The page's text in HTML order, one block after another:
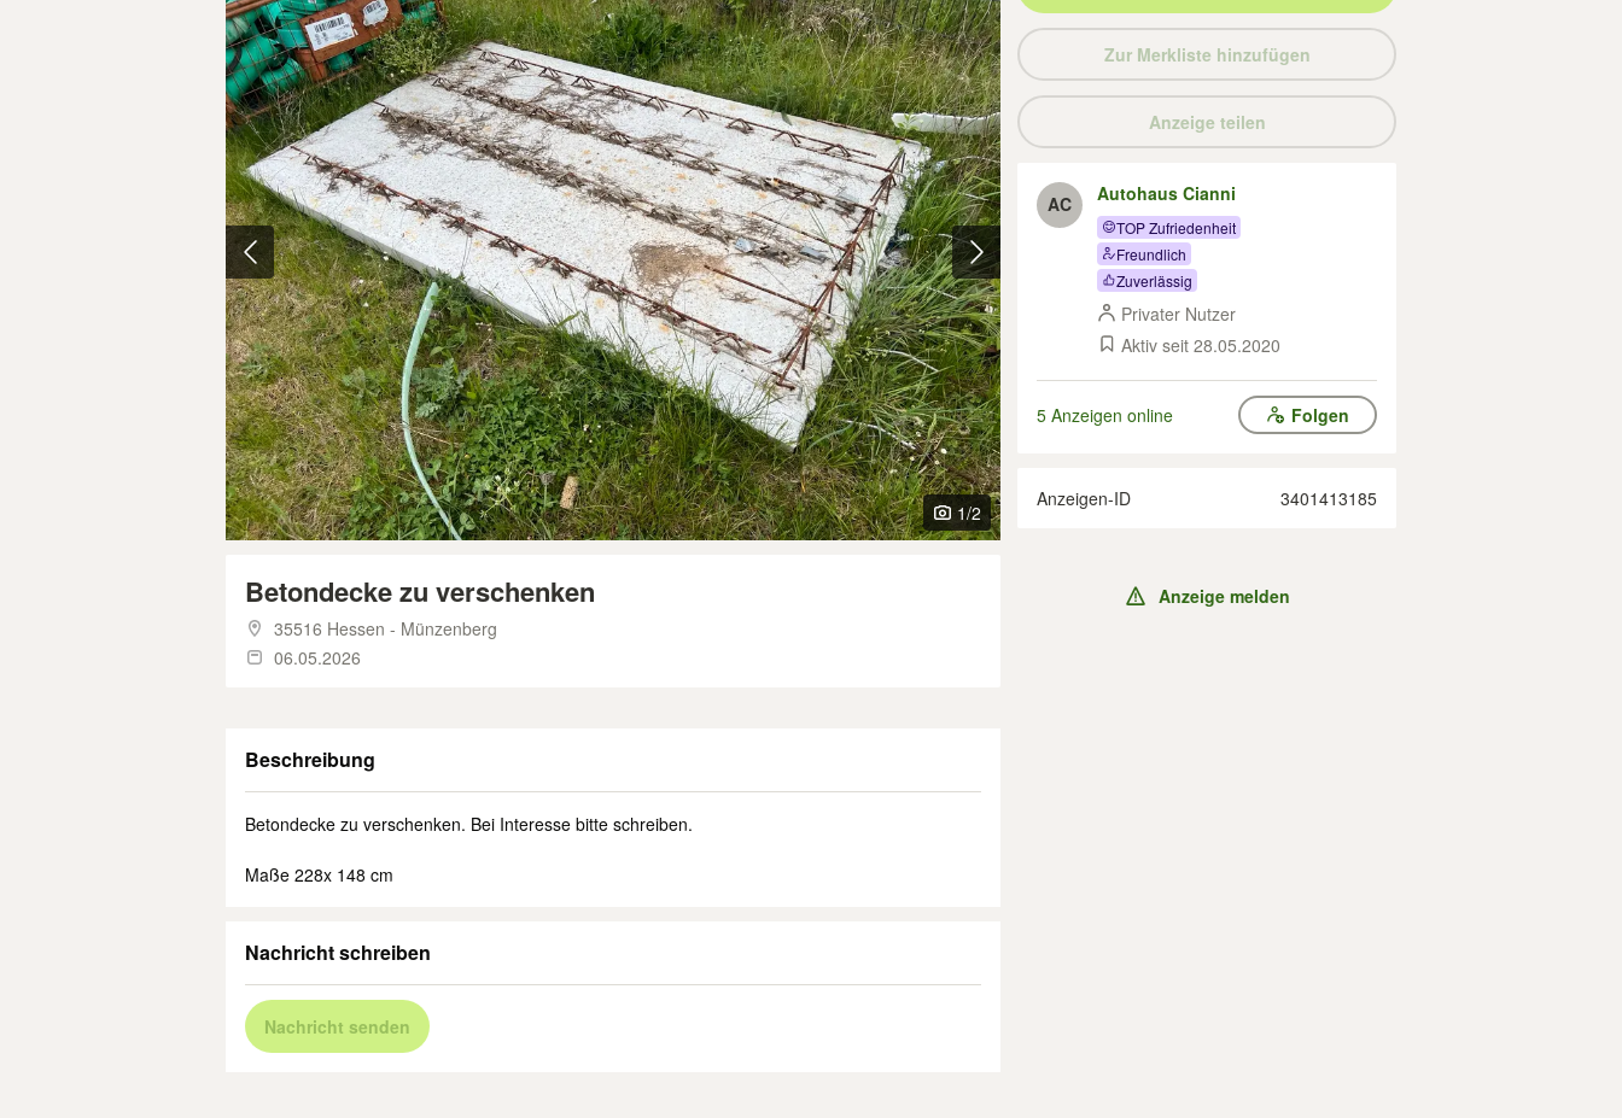
1/2
Betondecke zu verschenken
35516 Hessen - Münzenberg
06.05.2026
Beschreibung
Betondecke zu verschenken. Bei Interesse bitte schreiben.
Maße 228x 148 cm
Nachricht schreiben
Nachricht senden
Zur Merkliste hinzufügen
Anzeige teilen
AC Autohaus Cianni
TOP Zufriedenheit
Freundlich
Zuverlässig
Privater Nutzer
Aktiv seit 28.05.2020
5 Anzeigen online Folgen
Anzeigen-ID 3401413185
Anzeige melden